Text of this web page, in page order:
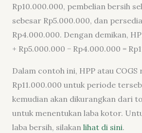
Rp10.000.000, pembelian bersih
sebesar Rp5.000.000, dan
Rp4.000.000. Dengan demikan,
+ Rp5.000.000 − Rp4.000.000 =
Dalam contoh ini, HPP atau
Rp11.000.000 untuk periode
kemudian akan dikurangkan dari
untuk menentukan laba kotor.
laba bersih, silakan lihat di sini.